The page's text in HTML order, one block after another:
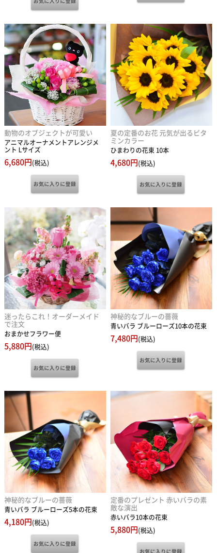
動物のオブジェクトが可愛い
アニマルオーナメントアレンジメ
ント Lサイズ
6,680円(税込)
夏の定番のお花 元気が出るビタ
ミンカラー
ひまわりの花束 10本
4,680円(税込)
迷ったらこれ！オーダーメイド
で注文
おまかせフラワー便
5,880円(税込)
神秘的なブルーの薔薇
青いバラ ブルーローズ10本の花束
7,480円(税込)
神秘的なブルーの薔薇
青いバラ ブルーローズ5本の花束
4,180円(税込)
定番のプレゼント 赤いバラの素
敵な演出
赤いバラ10本の花束
5,880円(税込)